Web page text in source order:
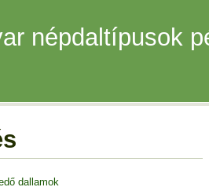
népdaltípusok
dallamok